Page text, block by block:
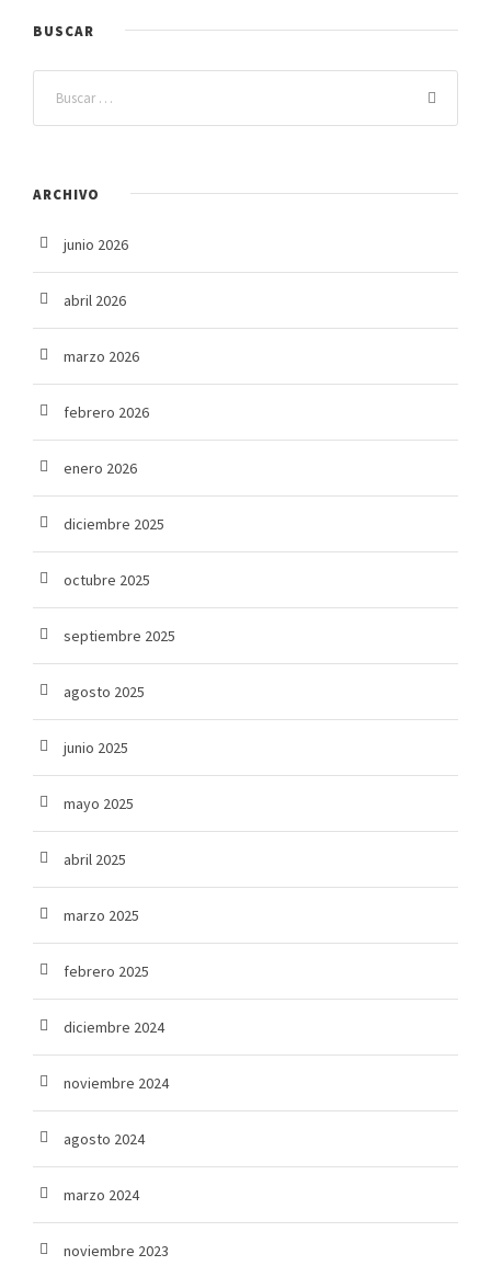
BUSCAR
ARCHIVO
junio 2026
abril 2026
marzo 2026
febrero 2026
enero 2026
diciembre 2025
octubre 2025
septiembre 2025
agosto 2025
junio 2025
mayo 2025
abril 2025
marzo 2025
febrero 2025
diciembre 2024
noviembre 2024
agosto 2024
marzo 2024
noviembre 2023